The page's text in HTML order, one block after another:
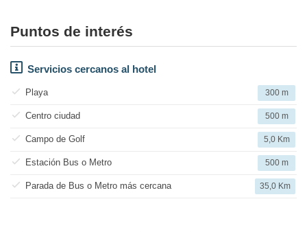
Puntos de interés
Servicios cercanos al hotel
Playa 300 m
Centro ciudad 500 m
Campo de Golf 5,0 Km
Estación Bus o Metro 500 m
Parada de Bus o Metro más cercana 35,0 Km